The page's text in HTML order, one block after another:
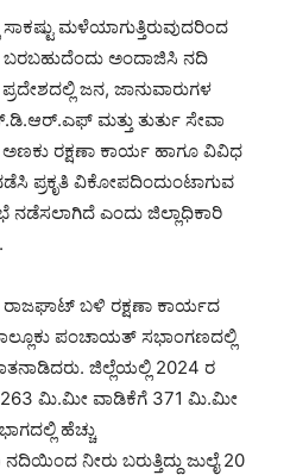
ಮಳೆಯಾಗುತ್ತಿರುವುದರಿಂದ
ಬರಬಹುದೆಂದು ಅಂದಾಜಿಸಿ ನದಿ
ಜನ, ಜಾನುವಾರುಗಳ
ಮತ್ತು ತುರ್ತು ಸೇವಾ
ಅಣಕು ರಕ್ಷಣಾ ಕಾರ್ಯ ಹಾಗೂ ವಿವಿಧ
ಪ್ರಕೃತಿ ವಿಕೋಪದಿಂದುಂಟಾಗುವ
ನಡೆಸಲಾಗಿದೆ ಎಂದು ಜಿಲ್ಲಾಧಿಕಾರಿ
ಬಳಿ ರಕ್ಷಣಾ ಕಾರ್ಯದ
ಪಂಚಾಯತ್ ಸಭಾಂಗಣದಲ್ಲಿ
ಜಿಲ್ಲೆಯಲ್ಲಿ 2024 ರ
ಮಿ.ಮೀ ವಾಡಿಕೆಗೆ 371 ಮಿ.ಮೀ
ಹೆಚ್ಚು
ನೀರು ಬರುತ್ತಿದ್ದು ಜುಲೈ 20